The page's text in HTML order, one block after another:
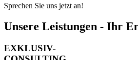
Sprechen Sie uns jetzt an!
Unsere Leistungen - Ihr
EXKLUSIV-